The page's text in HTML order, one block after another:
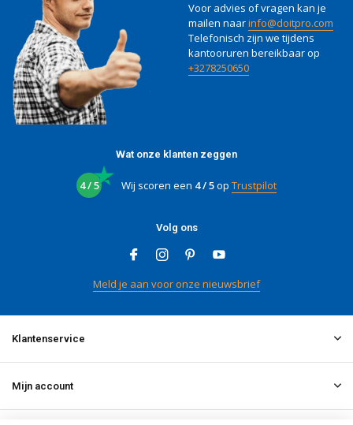
Voor advies of vragen kan je
mailen naarinfo@doitpro.com
Telefonisch zijn we tijdens
kantooruren bereikbaar op
+3278250650
Wat onze klanten zeggen
4 / 5 Wij scoren een 4 / 5op Trustpilot
Volg ons
Meld je aan voor onze nieuwsbrief
Klantenservice
Mijn account